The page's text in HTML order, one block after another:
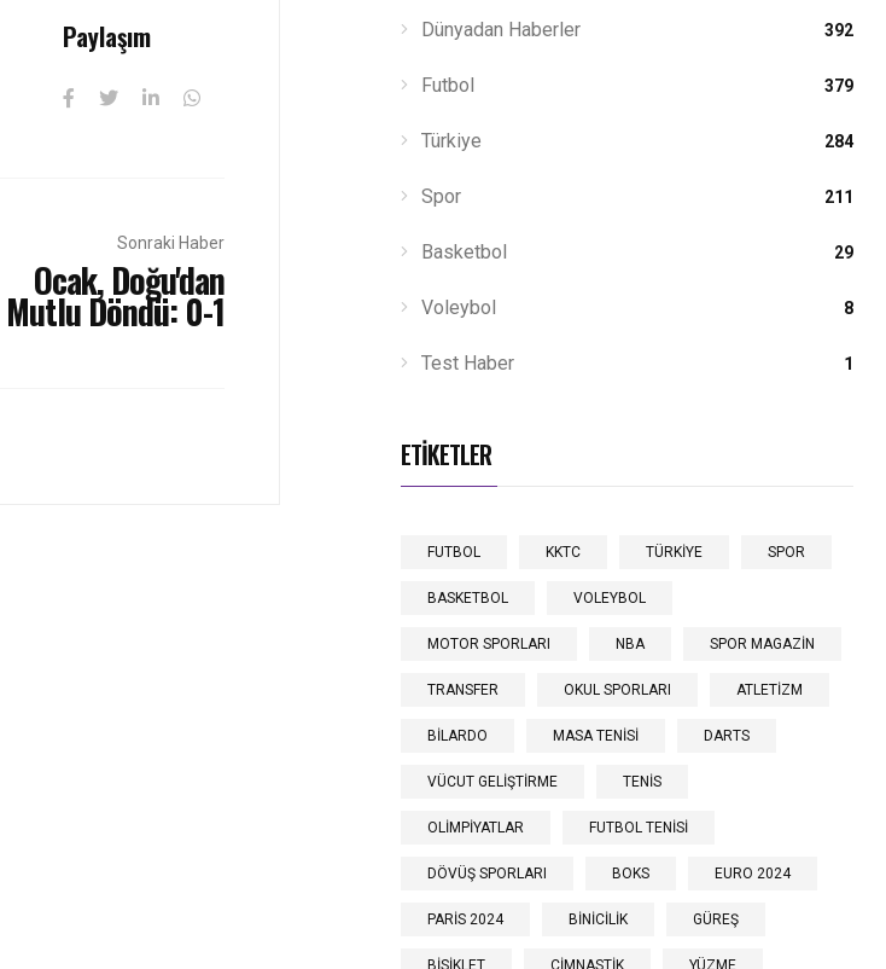
Paylaşım
Sonraki Haber
Ocak, Doğu'dan
Mutlu Döndü: 0-1
Dünyadan Haberler 392
Futbol 379
Türkiye 284
Spor 211
Basketbol 29
Voleybol 8
Test Haber 1
ETIKETLER
FUTBOL KKTC TÜRKİYE SPOR
BASKETBOL VOLEYBOL
MOTOR SPORLARI NBA SPOR MAGAZİN
TRANSFER OKUL SPORLARI ATLETİZM
BİLARDO MASA TENİSİ DARTS
VÜCUT GELİŞTİRME TENİS
OLİMPİYATLAR FUTBOL TENİSİ
DÖVÜŞ SPORLARI BOKS EURO 2024
PARİS 2024 BİNİCİLİK GÜREŞ
BİSİKLET CİMNASTİK YÜZME